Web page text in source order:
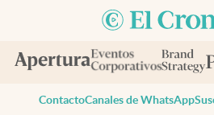
ContactoCanales de WhatsApp